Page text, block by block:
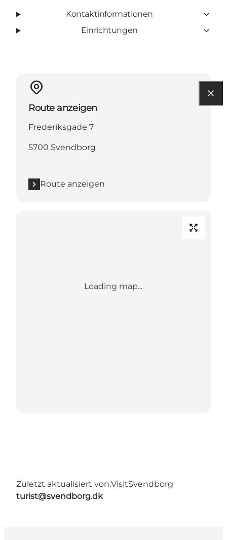
Kontaktinformationen
Einrichtungen
Route anzeigen
Frederiksgade 7
5700 Svendborg
Route anzeigen
Loading map...
Zuletzt aktualisiert von:VisitSvendborg
turist@svendborg.dk